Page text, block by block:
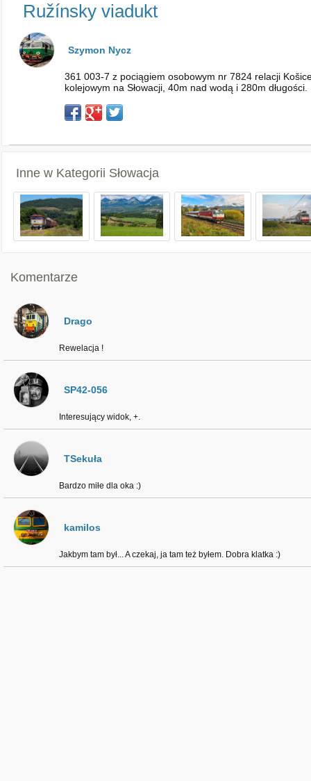
Ružínsky viadukt
Szymon Nycz
361 003-7 z pociągiem osobowym nr 7824 relacji
kolejowym na Słowacji, 40m nad wodą i 280m długości.
Inne w Kategorii Słowacja
Komentarze
Drago
Rewelacja !
SP42-056
Interesujący widok, +.
TSekuła
Bardzo miłe dla oka :)
kamilos
Jakbym tam był... A czekaj, ja tam też byłem. Dobra klatka :)